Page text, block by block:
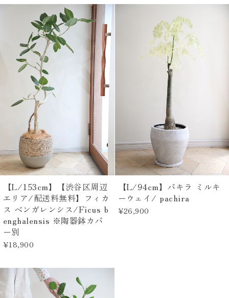
【L/153cm】【渋谷区周辺
エリア/配送料無料】フィカ
ス ベンガレンシス/Ficus b
enghalensis ※陶器鉢カバ
ー別
¥18,900
【L/94cm】パキラ ミルキ
ーウェイ/ pachira
¥26,900